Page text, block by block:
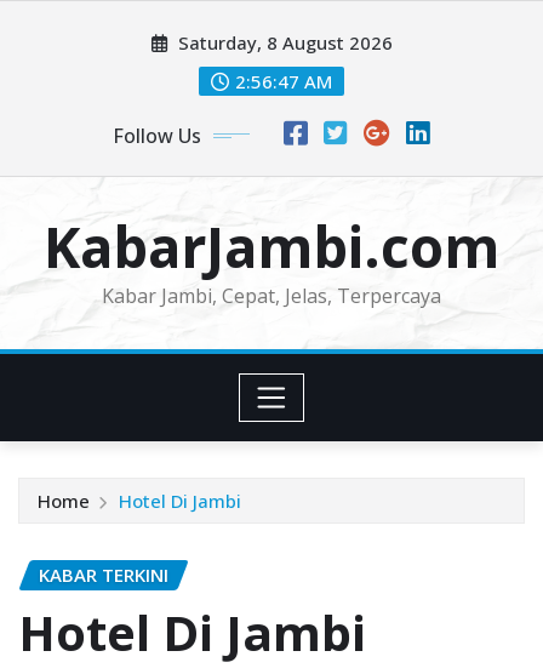
Saturday, 8 August 2026
2:56:48 AM
Follow Us
KabarJambi.com
Kabar Jambi, Cepat, Jelas, Terpercaya
Home Hotel Di Jambi
KABAR TERKINI
Hotel Di Jambi